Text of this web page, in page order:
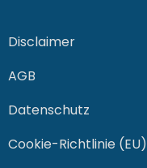
Disclaimer
AGB
Datenschutz
Cookie-Richtlinie (EU)